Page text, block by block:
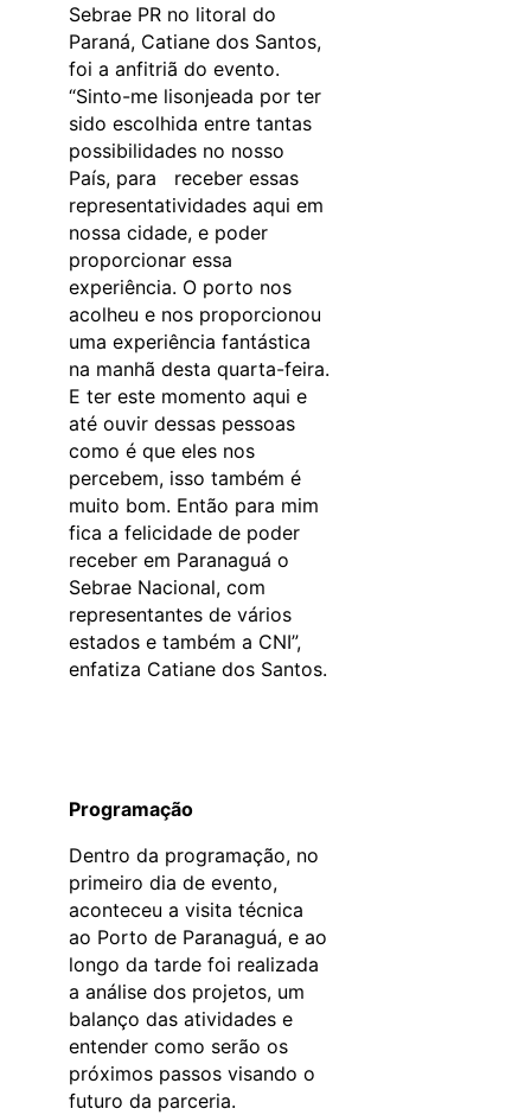
Sebrae PR no litoral do
Paraná, Catiane dos Santos,
foi a anfitriã do evento.
“Sinto-me lisonjeada por ter
sido escolhida entre tantas
possibilidades no nosso
País, para receber essas
representatividades aqui em
nossa cidade, e poder
proporcionar essa
experiência. O porto nos
acolheu e nos proporcionou
uma experiência fantástica
na manhã desta quarta-feira.
E ter este momento aqui e
até ouvir dessas pessoas
como é que eles nos
percebem, isso também é
muito bom. Então para mim
fica a felicidade de poder
receber em Paranaguá o
Sebrae Nacional, com
representantes de vários
estados e também a CNI”,
enfatiza Catiane dos Santos.
Programação
Dentro da programação, no
primeiro dia de evento,
aconteceu a visita técnica
ao Porto de Paranaguá, e ao
longo da tarde foi realizada
a análise dos projetos, um
balanço das atividades e
entender como serão os
próximos passos visando o
futuro da parceria.